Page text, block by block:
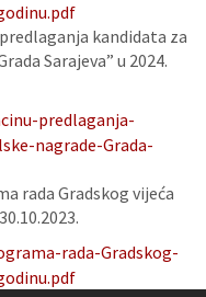
kandidata za
Sarajeva” u 2024.
predlaganja-
nagrade-Grada-
rada Gradskog vijeća
rada-Gradskog-